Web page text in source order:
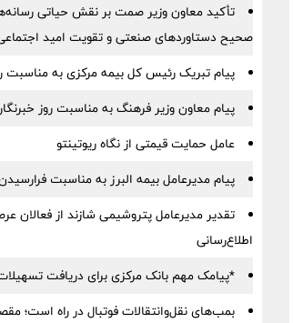
تأکید معاون وزیر صمت بر نقش حیاتی
صحیح دستاوردهای صنعتی و تقویت امید
پیام تبریک رئیس کل بیمه مرکزی به مناسبت
پیام معاون وزیر فرهنگ به مناسبت روز
عامل حمایت قیمتی از نگاه ریوتینتو
پیام مدیرعامل بیمه البرز به مناسبت
تقدیر مدیرعامل پتروشیمی شازند از فعالان
اطلاع‌رسانی
*پیامک مهم بانک مرکزی برای دریافت
بمب‌های نقل‌وانتقالات فوتبال در راه است؛